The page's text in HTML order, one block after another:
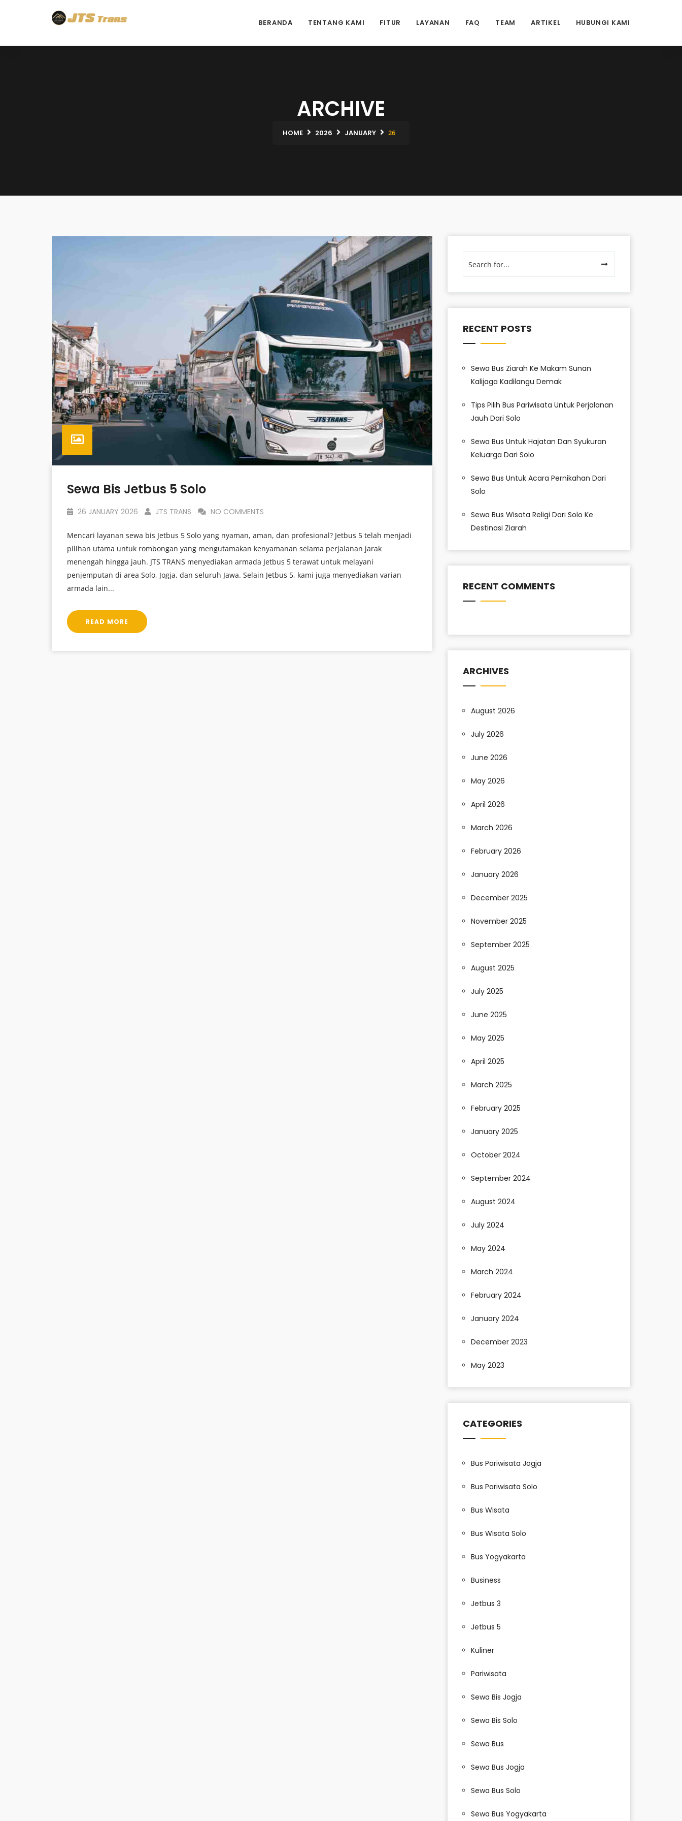
BERANDA TENTANG KAMI FITUR LAYANAN FAQ TEAM ARTIKEL HUBUNGI KAMI
ARCHIVE
HOME 2026 JANUARY 26
Sewa Bis Jetbus 5 Solo
26 JANUARY 2026 JTS TRANS NO COMMENTS
Mencari layanan sewa bis Jetbus 5 Solo yang nyaman, aman, dan profesional? Jetbus 5 telah menjadi
pilihan utama untuk rombongan yang mengutamakan kenyamanan selama perjalanan jarak
menengah hingga jauh. JTS TRANS menyediakan armada Jetbus 5 terawat untuk melayani
penjemputan di area Solo, Jogja, dan seluruh Jawa. Selain Jetbus 5, kami juga menyediakan varian
armada lain...
READ MORE
RECENT POSTS
Sewa Bus Ziarah Ke Makam Sunan
Kalijaga Kadilangu Demak
Tips Pilih Bus Pariwisata Untuk Perjalanan
Jauh Dari Solo
Sewa Bus Untuk Hajatan Dan Syukuran
Keluarga Dari Solo
Sewa Bus Untuk Acara Pernikahan Dari
Solo
Sewa Bus Wisata Religi Dari Solo Ke
Destinasi Ziarah
RECENT COMMENTS
ARCHIVES
August 2026
July 2026
June 2026
May 2026
April 2026
March 2026
February 2026
January 2026
December 2025
November 2025
September 2025
August 2025
July 2025
June 2025
May 2025
April 2025
March 2025
February 2025
January 2025
October 2024
September 2024
August 2024
July 2024
May 2024
March 2024
February 2024
January 2024
December 2023
May 2023
CATEGORIES
Bus Pariwisata Jogja
Bus Pariwisata Solo
Bus Wisata
Bus Wisata Solo
Bus Yogyakarta
Business
Jetbus 3
Jetbus 5
Kuliner
Pariwisata
Sewa Bis Jogja
Sewa Bis Solo
Sewa Bus
Sewa Bus Jogja
Sewa Bus Solo
Sewa Bus Yogyakarta